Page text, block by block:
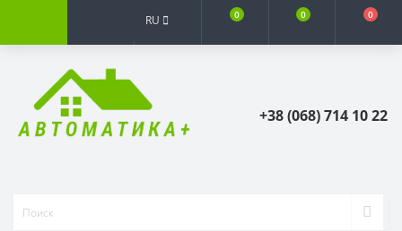
RU 0 0 0
+38 (068) 714 10 22